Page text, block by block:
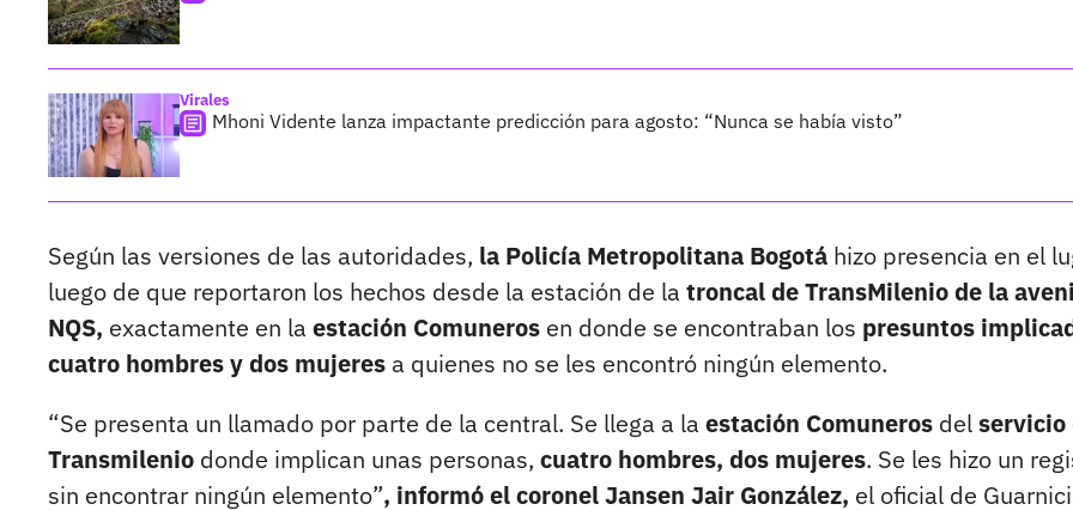
Virales
Mhoni Vidente lanza impactante predicción para agosto: “Nunca se había visto”
Según las versiones de las autoridades, la Policía Metropolitana Bogotá hizo presencia en el
luego de que reportaron los hechos desde la estación de la troncal de TransMilenio de la
NQS, exactamente en la estación Comuneros en donde se encontraban los presuntos
cuatro hombres y dos mujeres a quienes no se les encontró ningún elemento.
“Se presenta un llamado por parte de la central. Se llega a la estación Comuneros delservicio
Transmilenio donde implican unas personas, cuatro hombres, dos mujeres. Se les hizo un
sin encontrar ningún elemento”, informó el coronel Jansen Jair González, el oficial de